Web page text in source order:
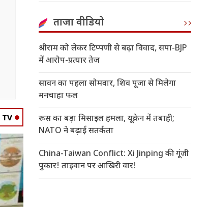
TV
ताजा वीडियो
श्रीराम को लेकर टिप्पणी से बढ़ा विवाद, सपा-BJP
में आरोप-प्रत्यार तेज
सावन का पहला सोमवार, शिव पूजा से मिलेगा
मनचाहा फल
रूस का बड़ा मिसाइल हमला, यूक्रेन में तबाही;
NATO ने बढ़ाई सतर्कता
China-Taiwan Conflict: Xi Jinping की गूंजी
पुकार! ताइवान पर आखिरी वार!